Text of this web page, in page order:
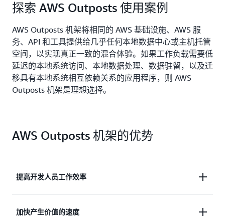
探索 AWS Outposts 使用案例
AWS Outposts 机架将相同的 AWS 基础设施、AWS 服
务、API 和工具提供给几乎任何本地数据中心或主机托管
空间，以实现真正一致的混合体验。如果工作负载需要低
延迟的本地系统访问、本地数据处理、数据驻留，以及迁
移具有本地系统相互依赖关系的应用程序，则 AWS
Outposts 机架是理想选择。
AWS Outposts 机架的优势
提高开发人员工作效率
通过在 AWS 区域和本地环境中
采用统一的 API 集、
加快产生价值的速度